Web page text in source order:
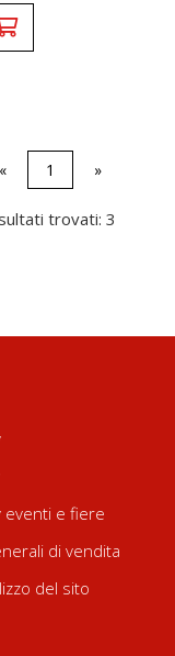
« 1 »
trovati: 3
eventi e fiere
di vendita
del sito